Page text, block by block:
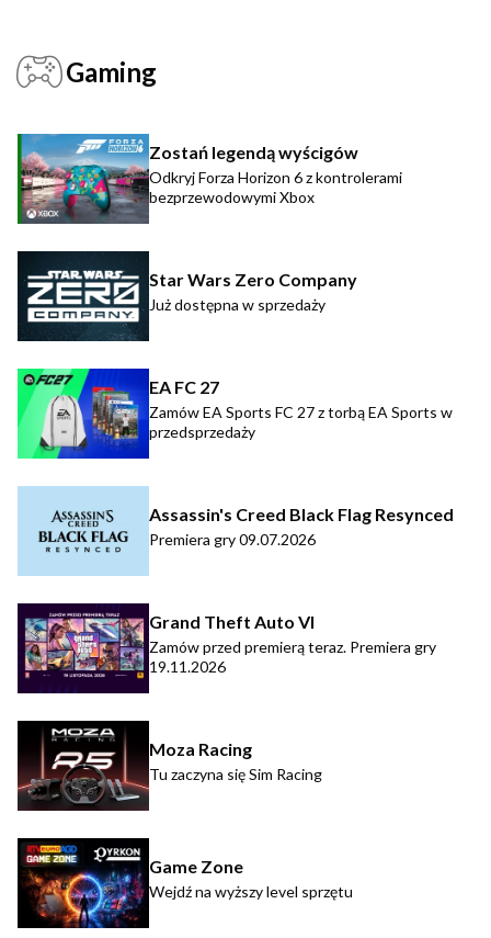
Gaming
Zostań legendą wyścigów
Odkryj Forza Horizon 6 z kontrolerami
bezprzewodowymi Xbox
Star Wars Zero Company
Już dostępna w sprzedaży
EA FC 27
Zamów EA Sports FC 27 z torbą EA Sports w
przedsprzedaży
Assassin's Creed Black Flag Resynced
Premiera gry 09.07.2026
Grand Theft Auto VI
Zamów przed premierą teraz. Premiera gry
19.11.2026
Moza Racing
Tu zaczyna się Sim Racing
Game Zone
Wejdź na wyższy level sprzętu